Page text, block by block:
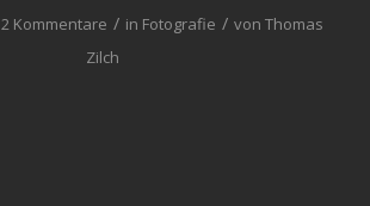
2 Kommentare / in Fotografie / vonThomas
Zilch